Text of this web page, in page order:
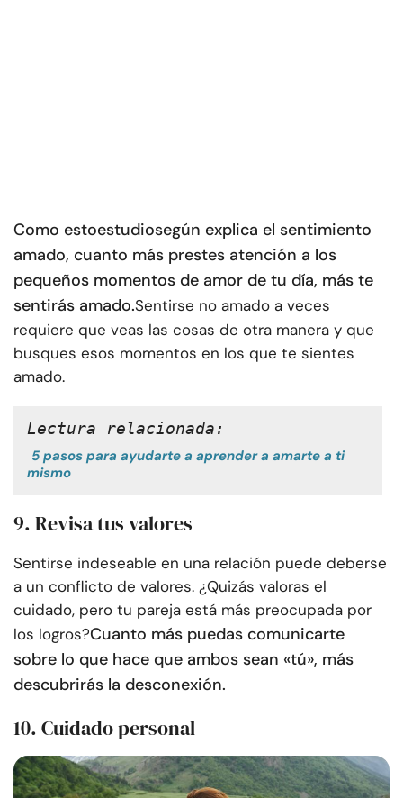
Como estoestudiosegún explica el sentimiento
amado, cuanto más prestes atención a los
pequeños momentos de amor de tu día, más te
sentirás amado.Sentirse no amado a veces
requiere que veas las cosas de otra manera y que
busques esos momentos en los que te sientes
amado.
Lectura relacionada:
5 pasos para ayudarte a aprender a amarte a ti
mismo
9. Revisa tus valores
Sentirse indeseable en una relación puede deberse
a un conflicto de valores. ¿Quizás valoras el
cuidado, pero tu pareja está más preocupada por
los logros?Cuanto más puedas comunicarte
sobre lo que hace que ambos sean «tú», más
descubrirás la desconexión.
10. Cuidado personal